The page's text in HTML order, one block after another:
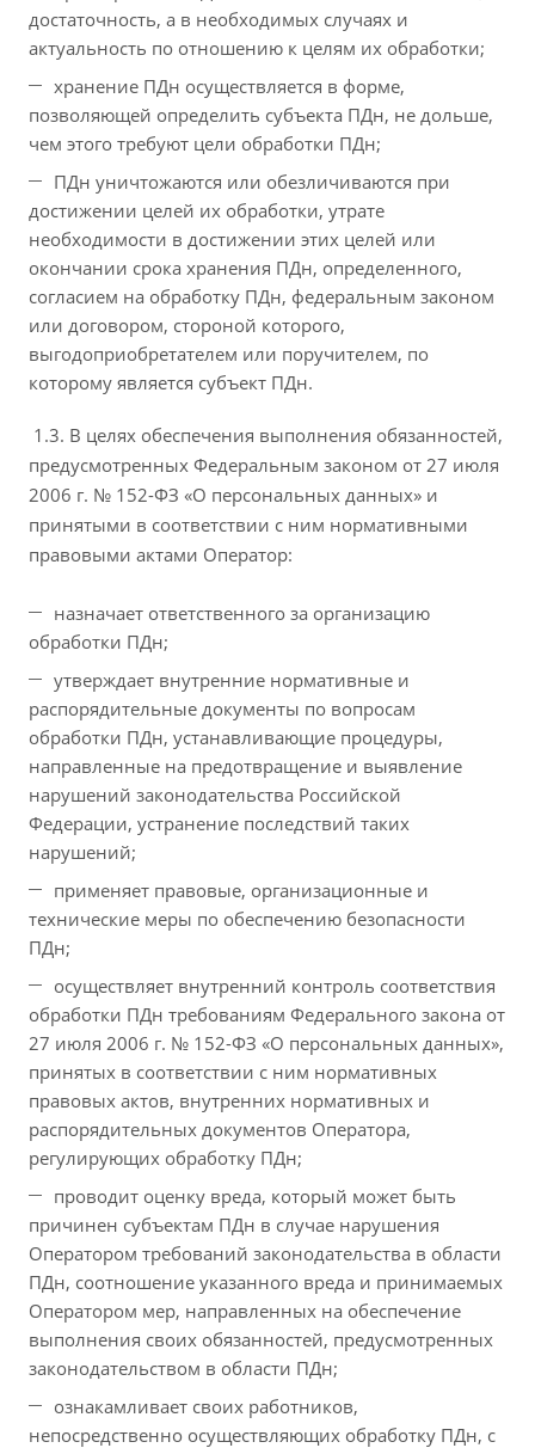
достаточность, а в необходимых случаях и
актуальность по отношению к целям их обработки;
хранение ПДн осуществляется в форме,
позволяющей определить субъекта ПДн, не дольше,
чем этого требуют цели обработки ПДн;
ПДн уничтожаются или обезличиваются при
достижении целей их обработки, утрате
необходимости в достижении этих целей или
окончании срока хранения ПДн, определенного,
согласием на обработку ПДн, федеральным законом
или договором, стороной которого,
выгодоприобретателем или поручителем, по
которому является субъект ПДн.
1.3. В целях обеспечения выполнения обязанностей,
предусмотренных Федеральным законом от 27 июля
2006 г. № 152-ФЗ «О персональных данных» и
принятыми в соответствии с ним нормативными
правовыми актами Оператор:
назначает ответственного за организацию
обработки ПДн;
утверждает внутренние нормативные и
распорядительные документы по вопросам
обработки ПДн, устанавливающие процедуры,
направленные на предотвращение и выявление
нарушений законодательства Российской
Федерации, устранение последствий таких
нарушений;
применяет правовые, организационные и
технические меры по обеспечению безопасности
ПДн;
осуществляет внутренний контроль соответствия
обработки ПДн требованиям Федерального закона от
27 июля 2006 г. № 152-ФЗ «О персональных данных»,
принятых в соответствии с ним нормативных
правовых актов, внутренних нормативных и
распорядительных документов Оператора,
регулирующих обработку ПДн;
проводит оценку вреда, который может быть
причинен субъектам ПДн в случае нарушения
Оператором требований законодательства в области
ПДн, соотношение указанного вреда и принимаемых
Оператором мер, направленных на обеспечение
выполнения своих обязанностей, предусмотренных
законодательством в области ПДн;
ознакамливает своих работников,
непосредственно осуществляющих обработку ПДн, с